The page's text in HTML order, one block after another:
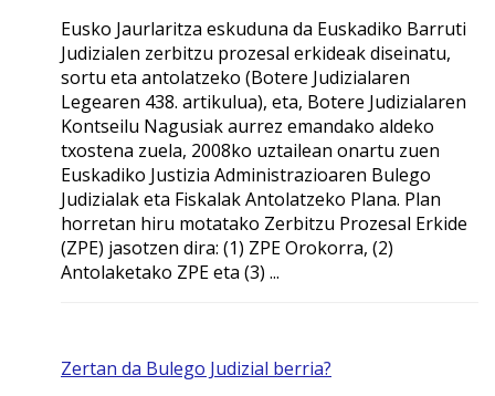
Eusko Jaurlaritza eskuduna da Euskadiko Barruti
Judizialen zerbitzu prozesal erkideak diseinatu,
sortu eta antolatzeko (Botere Judizialaren
Legearen 438. artikulua), eta, Botere Judizialaren
Kontseilu Nagusiak aurrez emandako aldeko
txostena zuela, 2008ko uztailean onartu zuen
Euskadiko Justizia Administrazioaren Bulego
Judizialak eta Fiskalak Antolatzeko Plana. Plan
horretan hiru motatako Zerbitzu Prozesal Erkide
(ZPE) jasotzen dira: (1) ZPE Orokorra, (2)
Antolaketako ZPE eta (3) ...
Zertan da Bulego Judizial berria?